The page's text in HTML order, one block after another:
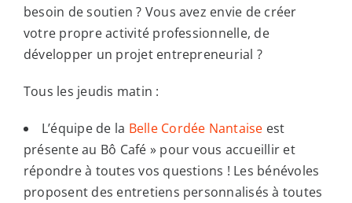
besoin de soutien ? Vous avez envie de créer
votre propre activité professionnelle, de
développer un projet entrepreneurial ?
Tous les jeudis matin :
L’équipe de la Belle Cordée Nantaise est
présente au Bô Café » pour vous accueillir et
répondre à toutes vos questions ! Les bénévoles
proposent des entretiens personnalisés à toutes